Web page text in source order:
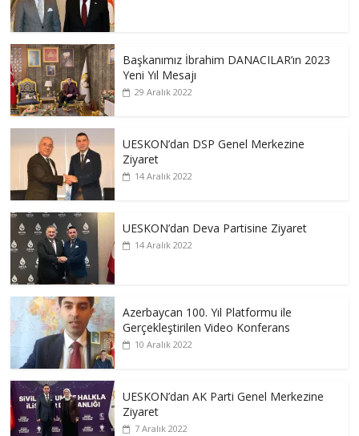
Başkanımız İbrahim DANACILAR’ın 2023
Yeni Yıl Mesajı
29 Aralık 2022
UESKON’dan DSP Genel Merkezine
Ziyaret
14 Aralık 2022
UESKON’dan Deva Partisine Ziyaret
14 Aralık 2022
Azerbaycan 100. Yıl Platformu ile
Gerçekleştirilen Video Konferans
10 Aralık 2022
UESKON’dan AK Parti Genel Merkezine
Ziyaret
7 Aralık 2022